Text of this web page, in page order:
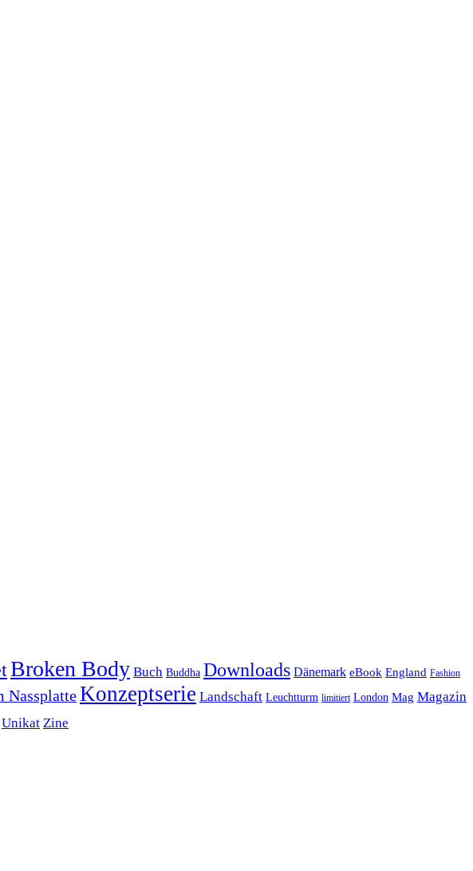
Broken Body Buch Buddha Downloads Dänemark eBook England Fashion
NassplatteKonzeptserie Landschaft Leuchtturm limitiert London Mag Magazin
Unikat Zine